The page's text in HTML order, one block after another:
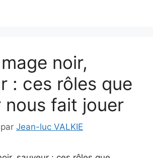
noir,
: ces rôles que
nous fait jouer
par Jean-luc VALKIE